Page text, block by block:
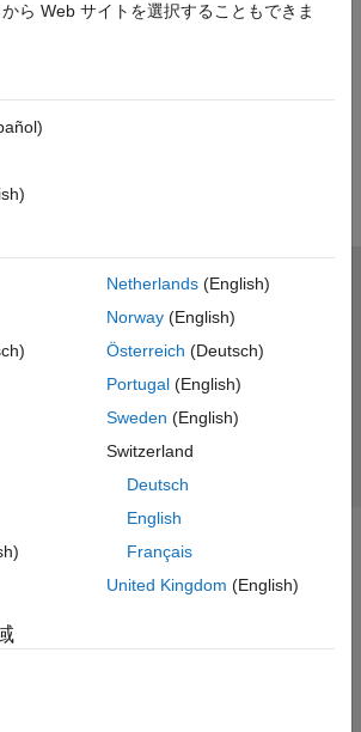
ら Web サイトを選択することもできま
Netherlands(English)
Norway(English)
Österreich (Deutsch)
Portugal(English)
Sweden (English)
Switzerland
Deutsch
English
Français
United Kingdom (English)
プライバシー ポリシー
アプリケーション ステータス
MathWorks, Inc.